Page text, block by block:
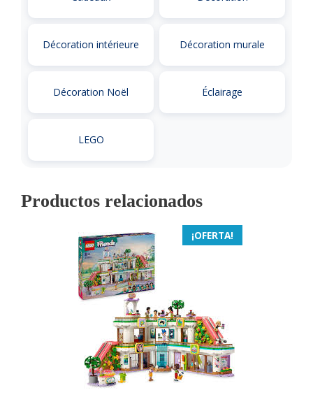
Décoration intérieure Décoration murale
Décoration Noël Éclairage
LEGO
Productos relacionados
¡OFERTA!